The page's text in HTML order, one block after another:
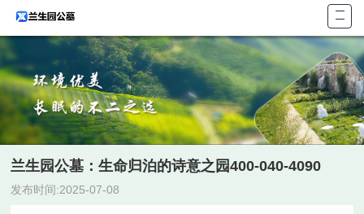
首页
关于
墓型
陵园
兰生园公墓：生命归泊的诗意之园400-040-4090
发布时间:2025-07-08